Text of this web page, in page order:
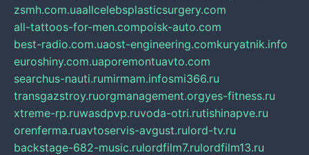
zsmh.com.uaallcelebsplasticsurgery.com
all-tattoos-for-men.compoisk-auto.com
best-radio.com.uaost-engineering.comkuryatnik.info
euroshiny.com.uaporemontuavto.com
searchus-nauti.rumirmam.infosmi366.ru
transgazstroy.ruorgmanagement.orgyes-fitness.ru
xtreme-rp.ruwasdpvp.ruvoda-otri.rutishinapve.ru
orenferma.ruavtoservis-avgust.rulord-tv.ru
backstage-682-music.rulordfilm7.rulordfilm13.ru